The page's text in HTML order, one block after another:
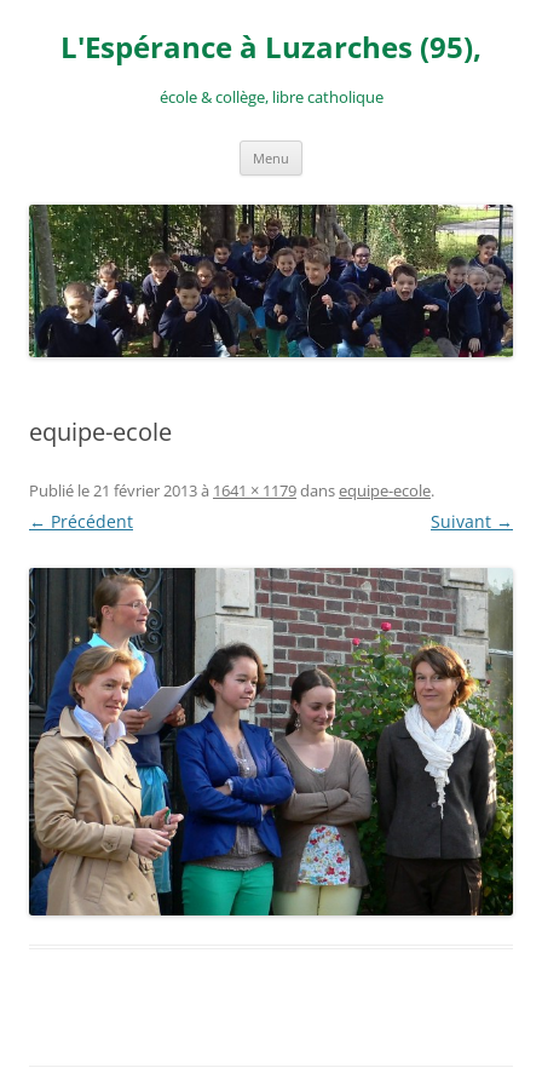
contenu
L'Espérance à Luzarches (95),
école & collège, libre catholique
Menu
equipe-ecole
Publié le21 février 2013à 1641 × 1179dansequipe-ecole.
← Précédent Suivant →